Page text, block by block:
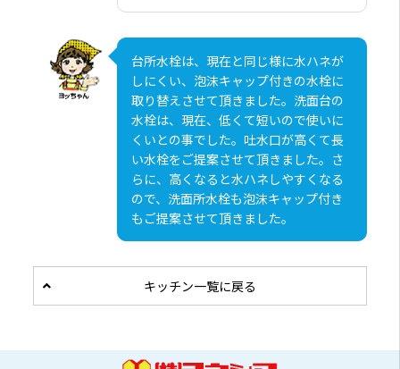
台所水栓は、現在と同じ様に水ハネが
しにくい、泡沫キャップ付きの水栓に
取り替えさせて頂きました。洗面台の
水栓は、現在、低くて短いので使いに
くいとの事でした。吐水口が高くて長
い水栓をご提案させて頂きました。さ
らに、高くなると水ハネしやすくなる
ので、洗面所水栓も泡沫キャップ付き
もご提案させて頂きました。
キッチン一覧に戻る